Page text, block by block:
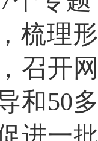
梳理
召开
和50